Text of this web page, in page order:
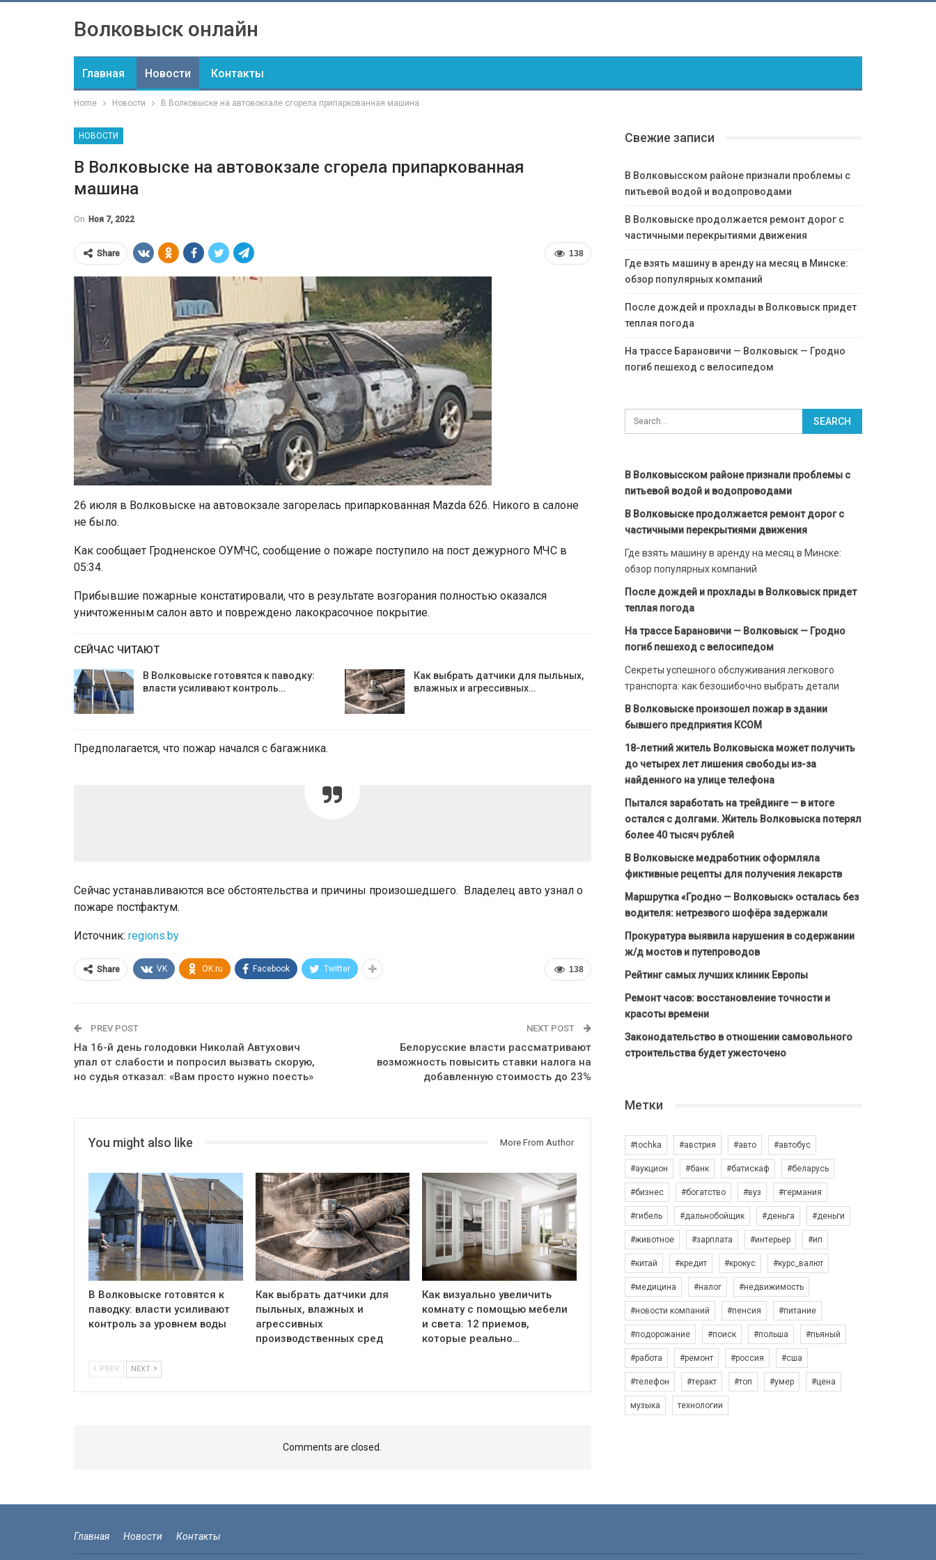
Волковыск онлайн
Главная Новости Контакты
Home Новости В Волковыске на автовокзале сгорела припаркованная машина
НОВОСТИ
В Волковыске на автовокзале сгорела припаркованная
машина
On Ноя 7, 2022
138
Share
26 июля в Волковыске на автовокзале загорелась припаркованная Mazda 626. Никого в салоне
не было.
Как сообщает Гродненское ОУМЧС, сообщение о пожаре поступило на пост дежурного МЧС в
05:34.
Прибывшие пожарные констатировали, что в результате возгорания полностью оказался
уничтоженным салон авто и повреждено лакокрасочное покрытие.
СЕЙЧАС ЧИТАЮТ
В Волковыске готовятся к паводку:
власти усиливают контроль…
Как выбрать датчики для пыльных,
влажных и агрессивных…
Предполагается, что пожар начался с багажника.
Сейчас устанавливаются все обстоятельства и причины произошедшего. Владелец авто узнал о
пожаре постфактум.
Источник: regions.by
138
Share VK OK.ru Facebook Twitter
PREV POST
На 16-й день голодовки Николай Автухович
упал от слабости и попросил вызвать скорую,
но судья отказал: «Вам просто нужно поесть»
NEXT POST
Белорусские власти рассматривают
возможность повысить ставки налога на
добавленную стоимость до 23%
You might also like More From Author
В Волковыске готовятся к
паводку: власти усиливают
контроль за уровнем воды
Как выбрать датчики для
пыльных, влажных и
агрессивных
производственных сред
Как визуально увеличить
комнату с помощью мебели
и света: 12 приемов,
которые реально…
PREV NEXT
Comments are closed.
Свежие записи
В Волковысском районе признали проблемы с
питьевой водой и водопроводами
В Волковыске продолжается ремонт дорог с
частичными перекрытиями движения
Где взять машину в аренду на месяц в Минске:
обзор популярных компаний
После дождей и прохлады в Волковыск придет
теплая погода
На трассе Барановичи — Волковыск — Гродно
погиб пешеход с велосипедом
В Волковысском районе признали проблемы с
питьевой водой и водопроводами
В Волковыске продолжается ремонт дорог с
частичными перекрытиями движения
Где взять машину в аренду на месяц в Минске:
обзор популярных компаний
После дождей и прохлады в Волковыск придет
теплая погода
На трассе Барановичи — Волковыск — Гродно
погиб пешеход с велосипедом
Секреты успешного обслуживания легкового
транспорта: как безошибочно выбрать детали
В Волковыске произошел пожар в здании
бывшего предприятия КСОМ
18-летний житель Волковыска может получить
до четырех лет лишения свободы из-за
найденного на улице телефона
Пытался заработать на трейдинге — в итоге
остался с долгами. Житель Волковыска потерял
более 40 тысяч рублей
В Волковыске медработник оформляла
фиктивные рецепты для получения лекарств
Маршрутка «Гродно — Волковыск» осталась без
водителя: нетрезвого шофёра задержали
Прокуратура выявила нарушения в содержании
ж/д мостов и путепроводов
Рейтинг самых лучших клиник Европы
Ремонт часов: восстановление точности и
красоты времени
Законодательство в отношении самовольного
строительства будет ужесточено
Метки
#tochka #австрия #авто #автобус
#аукцион #банк #батискаф #беларусь
#бизнес #богатство #вуз #германия
#гибель #дальнобойщик #деньга #деньги
#животное #зарплата #интерьер #ип
#китай #кредит #крокус #курс_валют
#медицина #налог #недвижимость
#новости компаний #пенсия #питание
#подорожание #поиск #польша #пьяный
#работа #ремонт #россия #сша
#телефон #теракт #топ #умер #цена
музыка технологии
Главная Новости Контакты